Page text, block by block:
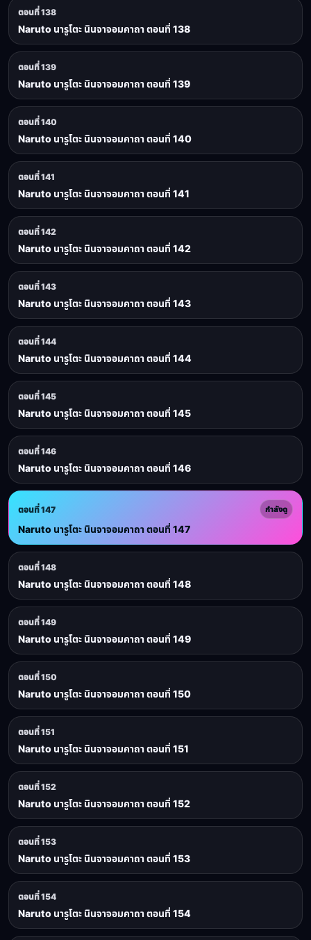
ตอนที่ 138
Naruto นารูโตะ นินจาจอมคาถา ตอนที่ 138
ตอนที่ 139
Naruto นารูโตะ นินจาจอมคาถา ตอนที่ 139
ตอนที่ 140
Naruto นารูโตะ นินจาจอมคาถา ตอนที่ 140
ตอนที่ 141
Naruto นารูโตะ นินจาจอมคาถา ตอนที่ 141
ตอนที่ 142
Naruto นารูโตะ นินจาจอมคาถา ตอนที่ 142
ตอนที่ 143
Naruto นารูโตะ นินจาจอมคาถา ตอนที่ 143
ตอนที่ 144
Naruto นารูโตะ นินจาจอมคาถา ตอนที่ 144
ตอนที่ 145
Naruto นารูโตะ นินจาจอมคาถา ตอนที่ 145
ตอนที่ 146
Naruto นารูโตะ นินจาจอมคาถา ตอนที่ 146
ตอนที่ 147 กำลังดู
Naruto นารูโตะ นินจาจอมคาถา ตอนที่ 147
ตอนที่ 148
Naruto นารูโตะ นินจาจอมคาถา ตอนที่ 148
ตอนที่ 149
Naruto นารูโตะ นินจาจอมคาถา ตอนที่ 149
ตอนที่ 150
Naruto นารูโตะ นินจาจอมคาถา ตอนที่ 150
ตอนที่ 151
Naruto นารูโตะ นินจาจอมคาถา ตอนที่ 151
ตอนที่ 152
Naruto นารูโตะ นินจาจอมคาถา ตอนที่ 152
ตอนที่ 153
Naruto นารูโตะ นินจาจอมคาถา ตอนที่ 153
ตอนที่ 154
Naruto นารูโตะ นินจาจอมคาถา ตอนที่ 154